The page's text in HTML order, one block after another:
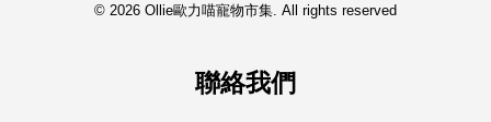
© 2026 Ollie歐力喵寵物市集. All rights reserved
聯絡我們